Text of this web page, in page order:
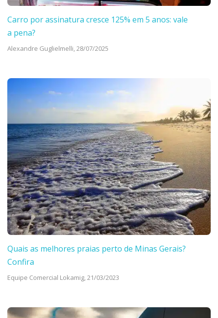
Carro por assinatura cresce 125% em 5 anos: vale
a pena?
Alexandre Guglielmelli,28/07/2025
Quais as melhores praias perto de Minas Gerais?
Confira
Equipe Comercial Lokamig,21/03/2023